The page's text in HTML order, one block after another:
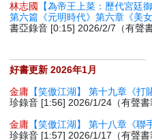
林志國
【為帝王上菜：歷代宮廷
第六篇《元明時代》第六章《美女
書亞錄音 [0:15] 2026/2/7（有聲書
好書更新 2026年1月
金庸 【笑傲江湖】 第十九章《打
珍錄音 [1:56] 2026/1/24（有聲書
金庸 【笑傲江湖】 第十八章《聯
珍錄音 [1:57] 2026/1/17（有聲書